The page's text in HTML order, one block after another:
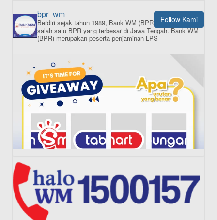
ISI APLIKASI SEKARANG
Follow Kami
bpr_wm
Berdiri sejak tahun 1989, Bank WM (BPR) merupakan
salah satu BPR yang terbesar di Jawa Tengah.Bank WM
(BPR) merupakan peserta penjaminan LPS